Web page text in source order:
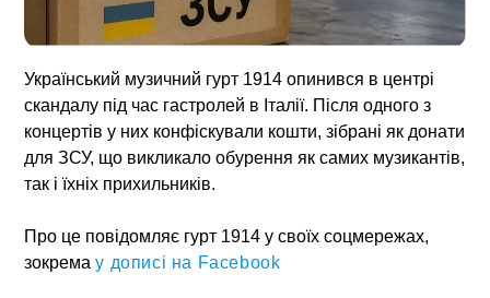
Український музичний гурт 1914 опинився в центрі
скандалу під час гастролей в Італії. Після одного з
концертів у них конфіскували кошти, зібрані як донати
для ЗСУ, що викликало обурення як самих музикантів,
так і їхніх прихильників.
Про це повідомляє гурт 1914 у своїх соцмережах,
зокремау дописі на Facebook